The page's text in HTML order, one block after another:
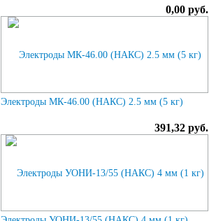
0,00 руб.
Электроды МК-46.00 (НАКС) 2.5 мм (5 кг)
391,32 руб.